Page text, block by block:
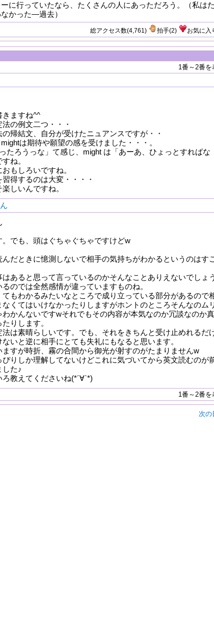
に行っていたなら、たくさんの人にあっただろう。（私はた
かった—過去）
総アクセス数(4,761) 拍手(2) お気に入
1番～2番を
きますね^^
の例文二つ・・・
帰結文、自分が受けたニュアンスですが・・
は期待や願望の感を受けました・・・。
たろうっな」て感じ、might は「あーあ、ひょっとすればな
ね。
もしろいですね。
得するのは大変・・・・
しいんですね。
でも、頭はぐちゃぐちゃですけどw
だときに憶測しないで相手の気持ちがわかるというのはす
あると思って言っているのかそんなことありえないでしょう
のでは全然感情が違っていますものね。
てもわかるみたいなところで成り立っている部分があるので
くてはいけなかったりしますがホントのところそんなのムリ
わかんないですwそれでもその内容が本気なのか冗談なのか真
りします。
法は素晴らしいです。でも、それをきちんと受け止めれるだ
いと逆に相手にとても失礼にもなると思います。
ますが時折、霧の合間から御光が射すのがたまりませんw
りしか理解してないけどこれに気づいてから英文読むのが
した♪
教えてくださいね(*´∀`*)
1番～2番を
次